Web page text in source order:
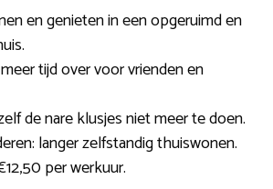
en genieten in een opgeruimd en
tijd over voor vrienden en
de nare klusjes niet meer te doen.
langer zelfstandig thuiswonen.
per werkuur.